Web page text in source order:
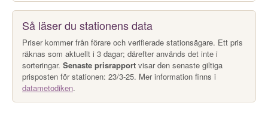
Så läser du stationens data
Priser kommer från förare och verifierade stationsägare. Ett pris
räknas som aktuellt i 3 dagar; därefter används det inte i
sorteringar. Senaste prisrapport visar den senaste giltiga
prisposten för stationen: 23/3-25. Mer information finns i
datametodiken.